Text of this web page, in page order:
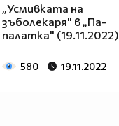
„Усмивката на
зъболекаря" в „Па-
палатка" (19.11.2022)
580 19.11.2022